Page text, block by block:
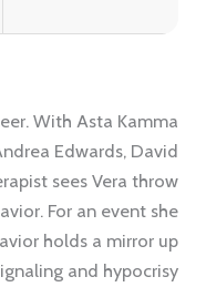
With Asta Kamma
Edwards, David
sees Vera throw
For an event she
holds a mirror up
and hypocrisy